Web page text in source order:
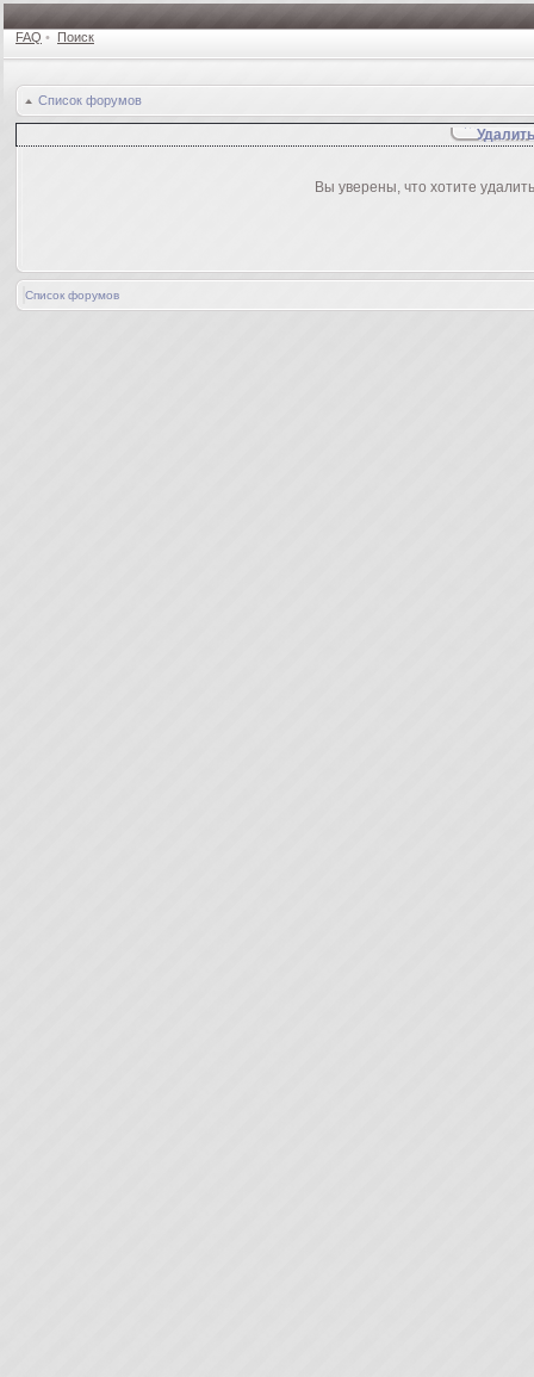
FAQ • Поиск
Список форумов
Вы уверены, что хотите
Список форумов